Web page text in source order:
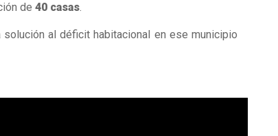
de 40 casas.
al déficit habitacional en ese municipio